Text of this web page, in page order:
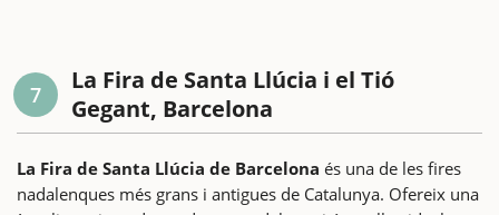
7
La Fira de Santa Llúcia i el Tió
Gegant, Barcelona
La Fira de Santa Llúcia de Barcelona és una de les fires
nadalenques més grans i antigues de Catalunya. Ofereix una